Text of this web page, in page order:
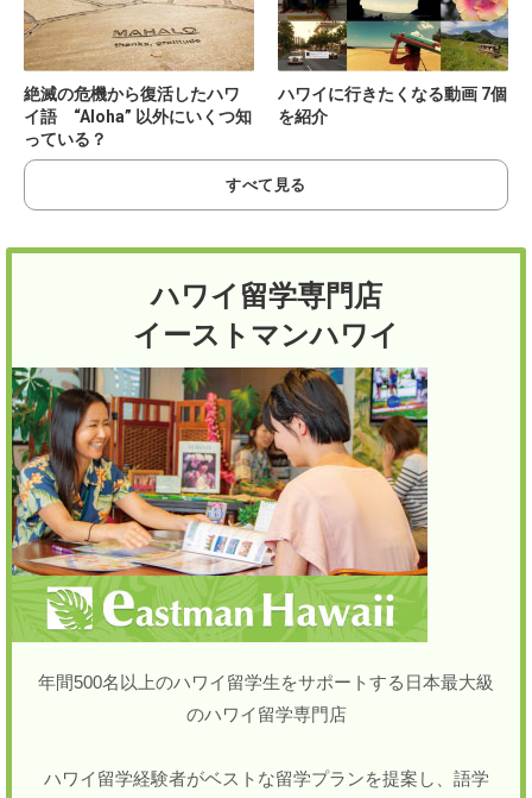
絶滅の危機から復活したハワ
イ語 “Aloha” 以外にいくつ知
っている？
ハワイに行きたくなる動画 7個
を紹介
すべて見る
ハワイ留学専門店
イーストマンハワイ
年間500名以上のハワイ留学生をサポートする日本最大級
のハワイ留学専門店
ハワイ留学経験者がベストな留学プランを提案し、語学